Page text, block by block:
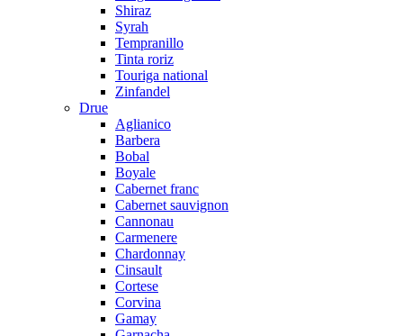
Shiraz
Syrah
Tempranillo
Tinta roriz
Touriga national
Zinfandel
Drue
Aglianico
Barbera
Bobal
Boyale
Cabernet franc
Cabernet sauvignon
Cannonau
Carmenere
Chardonnay
Cinsault
Cortese
Corvina
Gamay